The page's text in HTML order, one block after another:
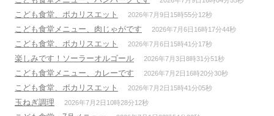
こども食堂、ポカリスエット 2026年7月9日15時55分12秒
こども食堂メニュー、肉じゃがです 2026年7月6日16時17分44秒
こども食堂、ポカリスエット 2026年7月6日15時41分17秒
楽しみです！ソーラーオルゴール 2026年7月3日8時31分51秒
こども食堂メニュー、カレーです 2026年7月2日16時20分30秒
こども食堂、ポカリスエット 2026年7月2日15時41分05秒
玉ねぎ調理 2026年7月2日10時28分12秒